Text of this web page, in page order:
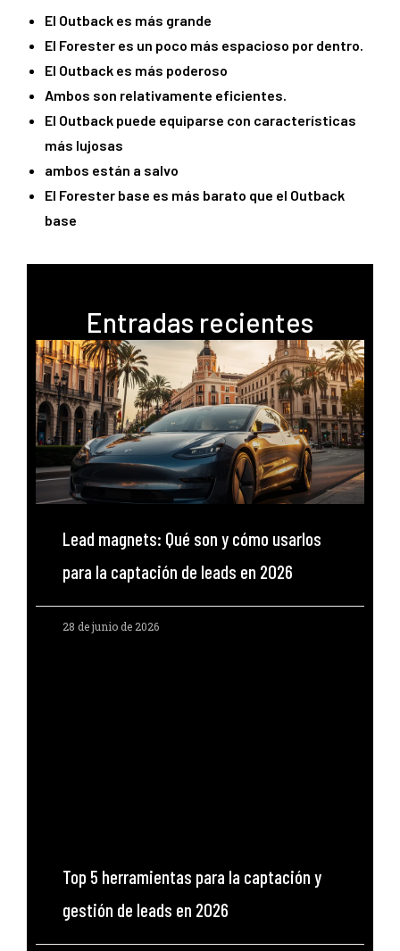
El Outback es más grande
El Forester es un poco más espacioso por dentro.
El Outback es más poderoso
Ambos son relativamente eficientes.
El Outback puede equiparse con características
más lujosas
ambos están a salvo
El Forester base es más barato que el Outback
base
Entradas recientes
Lead magnets: Qué son y cómo usarlos
para la captación de leads en 2026
28 de junio de 2026
Top 5 herramientas para la captación y
gestión de leads en 2026